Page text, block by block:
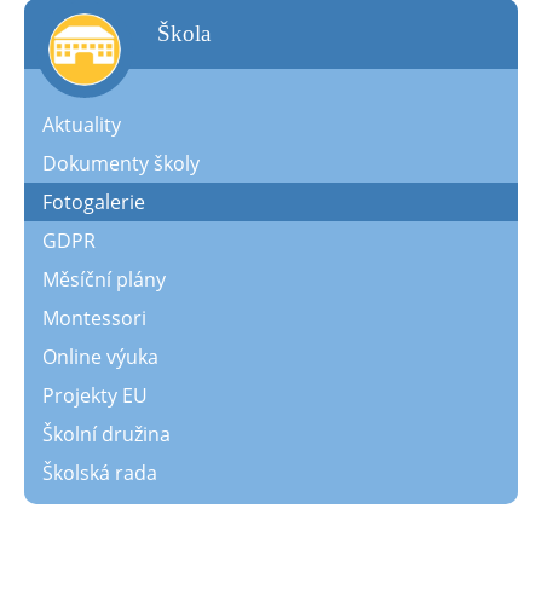
škola
Aktuality
Dokumenty školy
Fotogalerie
GDPR
Měsíční plány
Montessori
Online výuka
Projekty EU
Školní družina
Školská rada